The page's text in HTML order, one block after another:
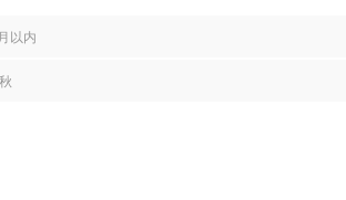
以内
秋